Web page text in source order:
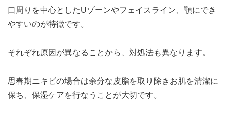
口周りを中心としたUゾーンやフェイスライン、顎にでき
やすいのが特徴です。
それぞれ原因が異なることから、対処法も異なります。
思春期ニキビの場合は余分な皮脂を取り除きお肌を清潔に
保ち、保湿ケアを行なうことが大切です。